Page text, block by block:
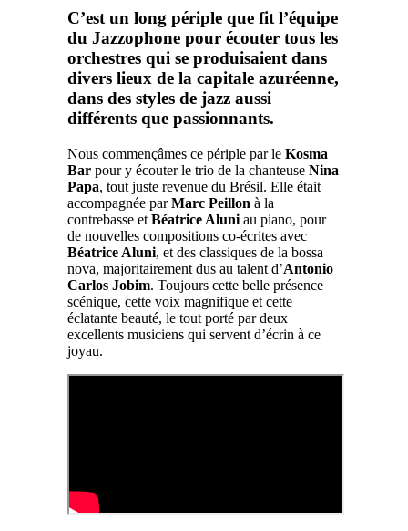
C’est un long périple que fit l’équipe
du Jazzophone pour écouter tous les
orchestres qui se produisaient dans
divers lieux de la capitale azuréenne,
dans des styles de jazz aussi
différents que passionnants.
Nous commençâmes ce périple par le Kosma
Bar pour y écouter le trio de la chanteuse Nina
Papa, tout juste revenue du Brésil. Elle était
accompagnée parMarc Peillon à la
contrebasse et Béatrice Aluni au piano, pour
de nouvelles compositions co-écrites avec
Béatrice Aluni, et des classiques de la bossa
nova, majoritairement dus au talent d’Antonio
Carlos Jobim. Toujours cette belle présence
scénique, cette voix magnifique et cette
éclatante beauté, le tout porté par deux
excellents musiciens qui servent d’écrin à ce
joyau.